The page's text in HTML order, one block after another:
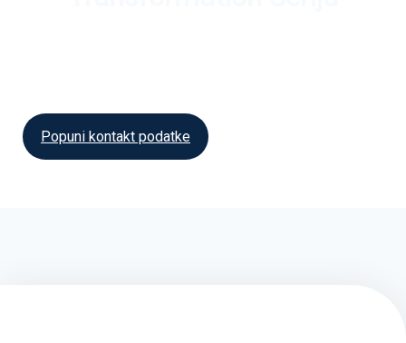
Popuni kontakt podatke